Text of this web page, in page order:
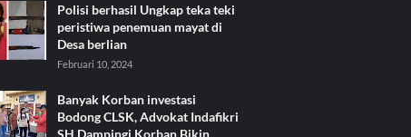
Polisi berhasil Ungkap teka teki
peristiwa penemuan mayat di
Desa berlian
Februari 10, 2024
Banyak Korban investasi
Bodong CLSK, Advokat Indafikri
SH Dampingi Korban Bikin